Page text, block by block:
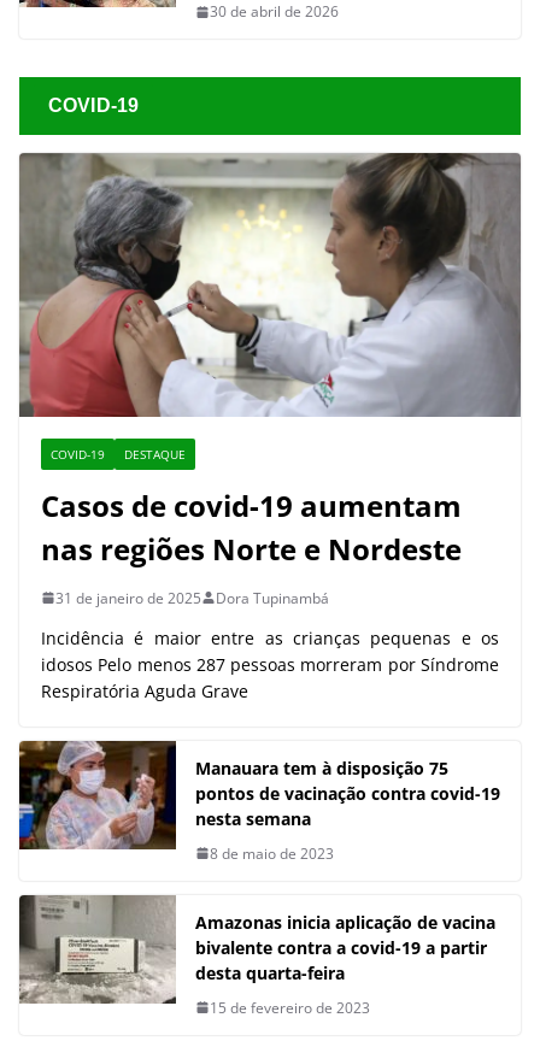
30 de abril de 2026
COVID-19
COVID-19 DESTAQUE
Casos de covid-19 aumentam
nas regiões Norte e Nordeste
31 de janeiro de 2025 Dora Tupinambá
Incidência é maior entre as crianças pequenas e os
idosos Pelo menos 287 pessoas morreram por Síndrome
Respiratória Aguda Grave
Manauara tem à disposição 75
pontos de vacinação contra covid-19
nesta semana
8 de maio de 2023
Amazonas inicia aplicação de vacina
bivalente contra a covid-19 a partir
desta quarta-feira
15 de fevereiro de 2023